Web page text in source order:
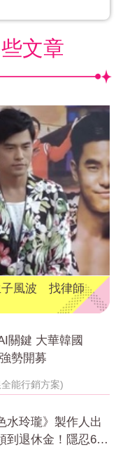
文章
子風波 找律師
關鍵 大華韓國
勢開募
能行銷方案)
水玲瓏》製作人出
退休金！隱忍6年